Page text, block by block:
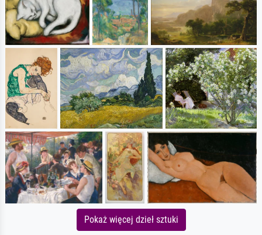
Pokaż więcej dzieł sztuki